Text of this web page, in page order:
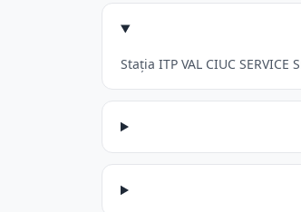
Stația ITP VAL CIUC